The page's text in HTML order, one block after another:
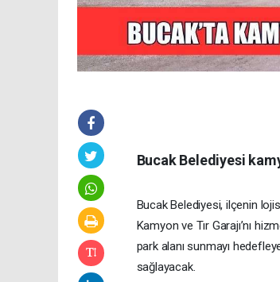
Bucak Belediyesi
Bucak Belediyesi, ilçenin
Kamyon ve Tır Garajı’nı
park alanı sunmayı
sağlayacak.